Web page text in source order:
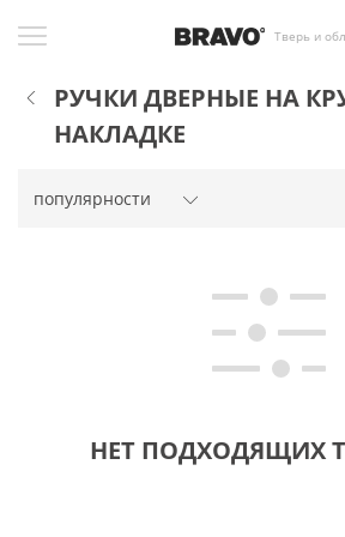
Тверь и
РУЧКИ ДВЕРНЫЕ НА
НАКЛАДКЕ
НЕТ ПОДХОДЯЩИХ